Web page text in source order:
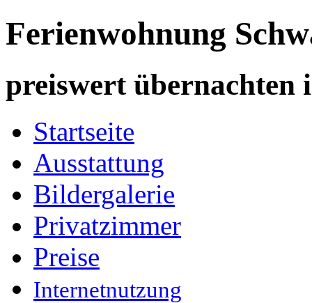
Ferienwohnung
preiswert übernachten
Startseite
Ausstattung
Bildergalerie
Privatzimmer
Preise
Internetnutzung